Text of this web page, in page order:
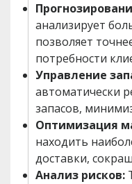
анализирует
позволяет
потребности
Управление
автоматически
запасов,
Оптимизация
находить
доставки,
Анализ рисков: